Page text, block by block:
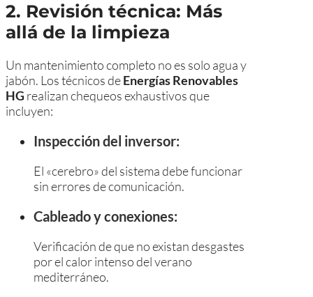
2. Revisión técnica: Más
allá de la limpieza
Un mantenimiento completo no es solo agua y
jabón. Los técnicos deEnergías Renovables
HG realizan chequeos exhaustivos que
incluyen:
Inspección del inversor:
El «cerebro» del sistema debe funcionar
sin errores de comunicación.
Cableado y conexiones:
Verificación de que no existan desgastes
por el calor intenso del verano
mediterráneo.